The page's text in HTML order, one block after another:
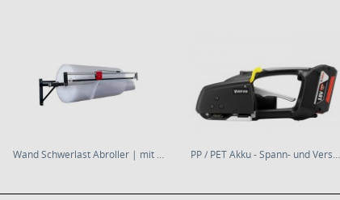
Wand Schwerlast Abroller | mit Schneideinheit... PP / PET Akku - Spann- und Verschlussgerät...